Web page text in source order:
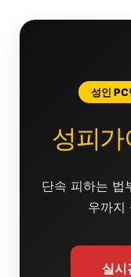
성인 PC
성피가
단속 피하는 법
우까지
실시